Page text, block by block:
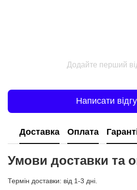
Додайте перший
Написати
Доставка Оплата
Умови доставки та
Термін доставки: від 1-3 дні.